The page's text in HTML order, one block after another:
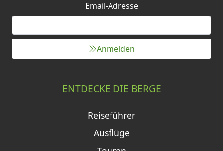
Email-Adresse
Anmelden
ENTDECKE DIE BERGE
Reiseführer
Ausflüge